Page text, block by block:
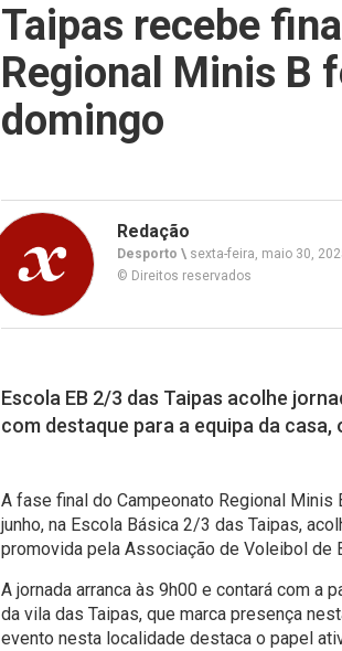
Taipas recebe
Regional Minis B
domingo
Redação
Desporto \ sexta-feira, maio 30,
© Direitos reservados
Escola EB 2/3 das Taipas acolhe
com destaque para a equipa da casa,
A fase final do Campeonato Regional
junho, na Escola Básica 2/3 das Taipas,
promovida pela Associação de Voleibol de
A jornada arranca às 9h00 e contará com a
da vila das Taipas, que marca presença
evento nesta localidade destaca o papel